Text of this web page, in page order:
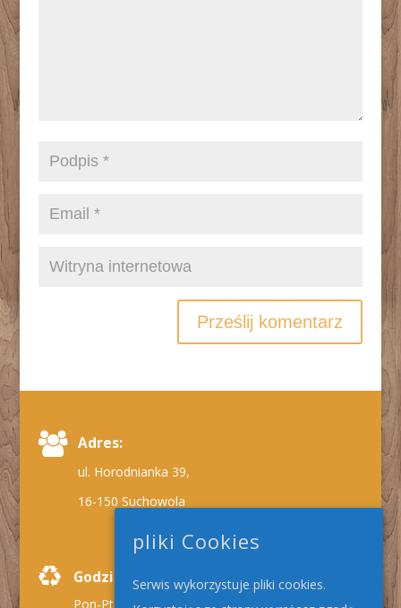
Adres:
ul. Horodnianka 39,
16-150 Suchowola
Godziny pracy:
Pon-Pt: 9:00 - 17:00
pliki Cookies
Serwis wykorzystuje pliki cookies.